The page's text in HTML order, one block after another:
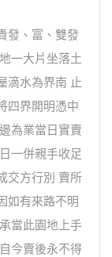
發、富、雙發
一大片坐落土
滴水為界南 止
四界開明憑中
為業當日實賣
一併親手收足
交方行別 賣所
如有來路不明
當此園地上手
今賣後永不得